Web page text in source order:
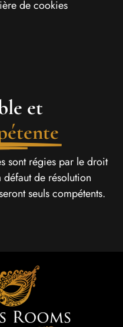
de cookies
et
sont régies par le droit
de résolution
seuls compétents.